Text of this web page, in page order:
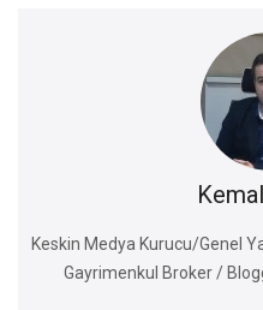
Keskin Medya Kurucu/Genel
Gayrimenkul Broker /